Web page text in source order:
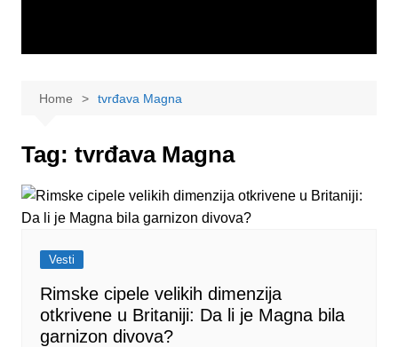
Home tvrđava Magna
Tag: tvrđava Magna
Vesti
Rimske cipele velikih dimenzija
otkrivene u Britaniji: Da li je Magna bila
garnizon divova?